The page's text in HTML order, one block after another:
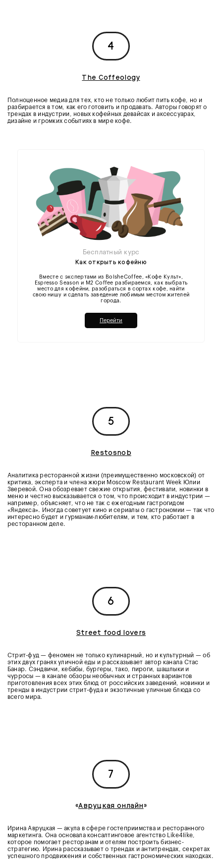
4
The Coffeology
Полноценное медиа для тех, кто не только любит пить кофе, но и
разбирается в том, как его готовить и продавать. Авторы говорят о
трендах в индустрии, новых кофейных девайсах и аксессуарах,
дизайне и громких событиях в мире кофе.
Бесплатный курс
Как открыть кофейню
Вместе с экспертами из BolsheCoffee, «Кофе Культ»,
Espresso Season и M2 Coffee разбираемся, как выбрать
место для кофейни, разобраться в сортах кофе, найти
свою нишу и сделать заведение любимым местом жителей
города.
Перейти
5
Restosnob
Аналитика ресторанной жизни (преимущественно московской) от
критика, эксперта и члена жюри Moscow Restaurant Week Юлии
Зверевой. Она обозревает свежие открытия, фестивали, новинки в
меню и честно высказывается о том, что происходит в индустрии —
например, объясняет, что не так с ежегодным гастрогидом
«Яндекса». Иногда советует кино и сериалы о гастрономии — так что
интересно будет и гурманам-любителям, и тем, кто работает в
ресторанном деле.
6
Street food lovers
Стрит-фуд — феномен не только кулинарный, но и культурный — об
этих двух гранях уличной еды и рассказывает автор канала Стас
Банар. Сэндвичи, кебабы, бургеры, тако, пироги, шашлыки и
чурросы — в канале обзоры необычных и странных вариантов
приготовления всех этих блюд от российских заведений, новинки и
тренды в индустрии стрит-фуда и экзотичные уличные блюда со
всего мира.
7
«Авруцкая онлайн»
Ирина Авруцкая — акула в сфере гостеприимства и ресторанного
маркетинга. Она основала консалтинговое агентство Like4like,
которое помогает ресторанам и отелям построить бизнес-
стратегию. Ирина рассказывает о трендах и антитрендах, секретах
успешного продвижения и собственных гастрономических находках.